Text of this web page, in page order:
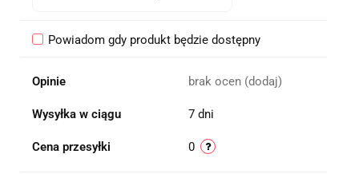
Powiadom gdy produkt będzie dostępny
Opinie brak ocen (dodaj)
Wysyłka w ciągu 7 dni
Cena przesyłki 0